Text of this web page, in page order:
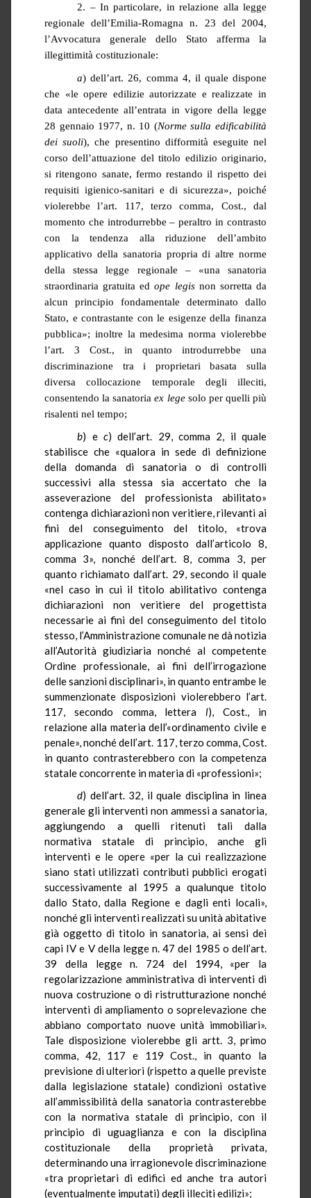
2. – In particolare, in relazione alla legge
regionale dell’Emilia-Romagna n. 23 del 2004,
l’Avvocatura generale dello Stato afferma la
illegittimità costituzionale:
a) dell’art. 26, comma 4, il quale dispone
che «le opere edilizie autorizzate e realizzate in
data antecedente all’entrata in vigore della legge
28 gennaio 1977, n. 10 (Norme sulla edificabilità
dei suoli), che presentino difformità eseguite nel
corso dell’attuazione del titolo edilizio originario,
si ritengono sanate, fermo restando il rispetto dei
requisiti igienico-sanitari e di sicurezza», poiché
violerebbe l’art. 117, terzo comma, Cost., dal
momento che introdurrebbe – peraltro in contrasto
con la tendenza alla riduzione dell’ambito
applicativo della sanatoria propria di altre norme
della stessa legge regionale – «una sanatoria
straordinaria gratuita edope legisnon sorretta da
alcun principio fondamentale determinato dallo
Stato, e contrastante con le esigenze della finanza
pubblica»; inoltre la medesima norma violerebbe
l’art. 3 Cost., in quanto introdurrebbe una
discriminazione tra i proprietari basata sulla
diversa collocazione temporale degli illeciti,
consentendo la sanatoriaex legesolo per quelli più
risalenti nel tempo;
b) e c) dell’art. 29, comma 2, il quale
stabilisce che «qualora in sede di definizione
della domanda di sanatoria o di controlli
successivi alla stessa sia accertato che la
asseverazione del professionista abilitato»
contenga dichiarazioni non veritiere, rilevanti ai
fini del conseguimento del titolo, «trova
applicazione quanto disposto dall’articolo 8,
comma 3», nonché dell’art. 8, comma 3, per
quanto richiamato dall’art. 29, secondo il quale
«nel caso in cui il titolo abilitativo contenga
dichiarazioni non veritiere del progettista
necessarie ai fini del conseguimento del titolo
stesso, l’Amministrazione comunale ne dà notizia
all’Autorità giudiziaria nonché al competente
Ordine professionale, ai fini dell’irrogazione
delle sanzioni disciplinari», in quanto entrambe le
summenzionate disposizioni violerebbero l’art.
117, secondo comma, letteral), Cost., in
relazione alla materia dell’«ordinamento civile e
penale», nonché dell’art. 117, terzo comma, Cost.
in quanto contrasterebbero con la competenza
statale concorrente in materia di «professioni»;
d) dell’art. 32, il quale disciplina in linea
generale gli interventi non ammessi a sanatoria,
aggiungendo a quelli ritenuti tali dalla
normativa statale di principio, anche gli
interventi e le opere «per la cui realizzazione
siano stati utilizzati contributi pubblici erogati
successivamente al 1995 aqualunque titolo
dallo Stato, dalla Regione e dagli enti locali»,
nonché gli interventi realizzati su unità abitative
già oggetto di titolo in sanatoria, ai sensi dei
capi IV e V della legge n. 47 del 1985 o dell’art.
39 della legge n. 724 del 1994, «per la
regolarizzazione amministrativa di interventi di
nuova costruzione o di ristrutturazione nonché
interventi di ampliamento o soprelevazione che
abbiano comportato nuove unità immobiliari».
Tale disposizione violerebbe gli artt. 3, primo
comma, 42, 117 e 119 Cost., in quanto la
previsione di ulteriori (rispetto a quelle previste
dalla legislazione statale) condizioni ostative
all’ammissibilità della sanatoria contrasterebbe
con la normativa statale di principio, con il
principio di uguaglianza e con la disciplina
costituzionale della proprietà privata,
determinando una irragionevole discriminazione
«tra proprietari di edifici ed anche tra autori
(eventualmente imputati) degli illeciti edilizi»;